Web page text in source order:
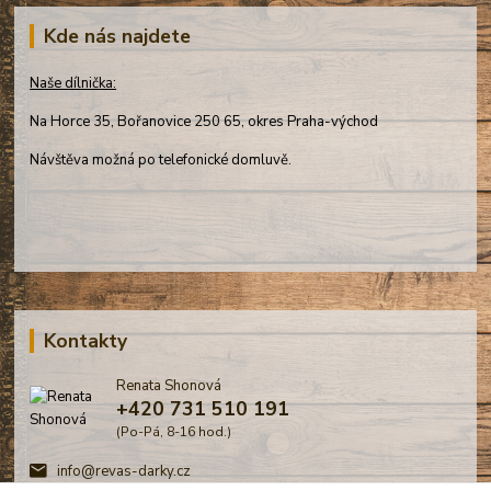
Kde nás najdete
Naše dílnička:
Na Horce 35, Bořanovice 250 65, okres Praha-východ
Návštěva možná po telefonické domluvě.
Kontakty
Renata Shonová
+420 731 510 191
(Po-Pá, 8-16 hod.)
info@revas-darky.cz